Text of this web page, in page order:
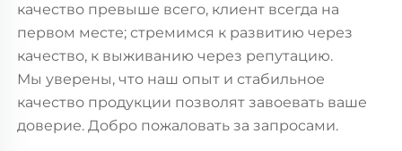
качество превыше всего, клиент всегда на
первом месте; стремимся к развитию через
качество, к выживанию через репутацию.
Мы уверены, что наш опыт и стабильное
качество продукции позволят завоевать ваше
доверие. Добро пожаловать за запросами.